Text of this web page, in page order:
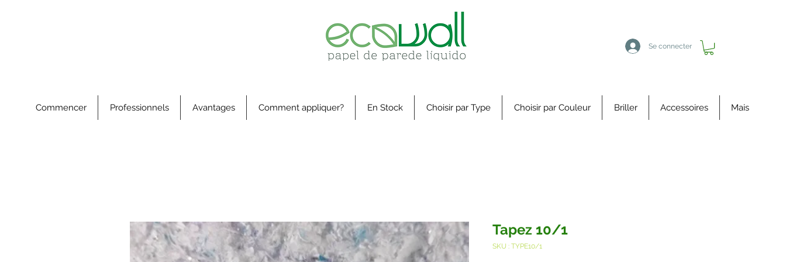
Se connecter
Commencer Professionnels Avantages Comment appliquer? En Stock Choisir par Type Choisir par Couleur Briller Accessoires Mais
Tapez 10/1
SKU : TYPE10/1